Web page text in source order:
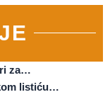
za…
listiću…